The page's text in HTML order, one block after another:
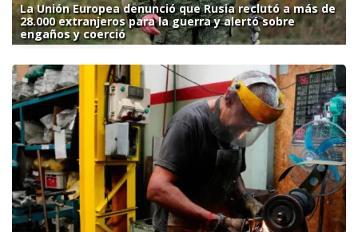
La Unión Europea denunció que Rusia reclutó a más de
28.000 extranjeros para la guerra y alertó sobre
engaños y coerció